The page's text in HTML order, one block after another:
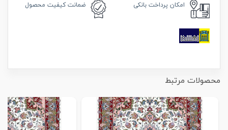
امکان پرداخت بانکی ضمانت کیفیت محصول
محصولات مرتبط